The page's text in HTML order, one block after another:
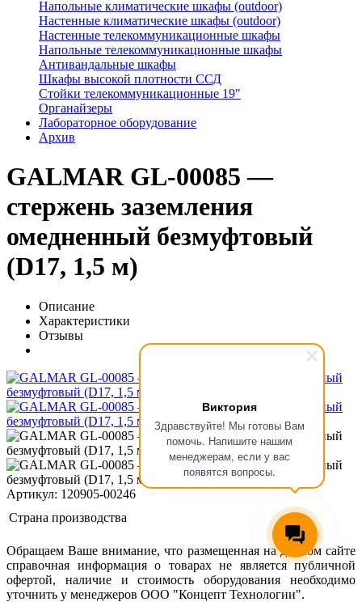
Виктория
Здравствуйте! Мы готовы Вам
помочь. Напишите нашим
менеджерам, если у вас
появятся вопросы.
Напольные климатические шкафы (outdoor)
Настенные климатические шкафы (outdoor)
Настенные телекоммуникационные шкафы
Напольные телекоммуникационные шкафы
Антивандальные шкафы
Шкафы высокой плотности ССД
Стойки телекоммуникационные 19"
Органайзеры
Лабораторное оборудование
Архив
GALMAR GL-00085 —
стержень заземления
омедненный безмуфтовый
(D17, 1,5 м)
Описание
Характеристики
Отзывы
Артикул: 120905-00246
Страна производства
Обращаем Ваше внимание, что размещенная на данном сайте
справочная информация о товарах не является публичной
офертой, наличие и стоимость оборудования необходимо
уточнить у менеджеров ООО "Концепт Технологии".